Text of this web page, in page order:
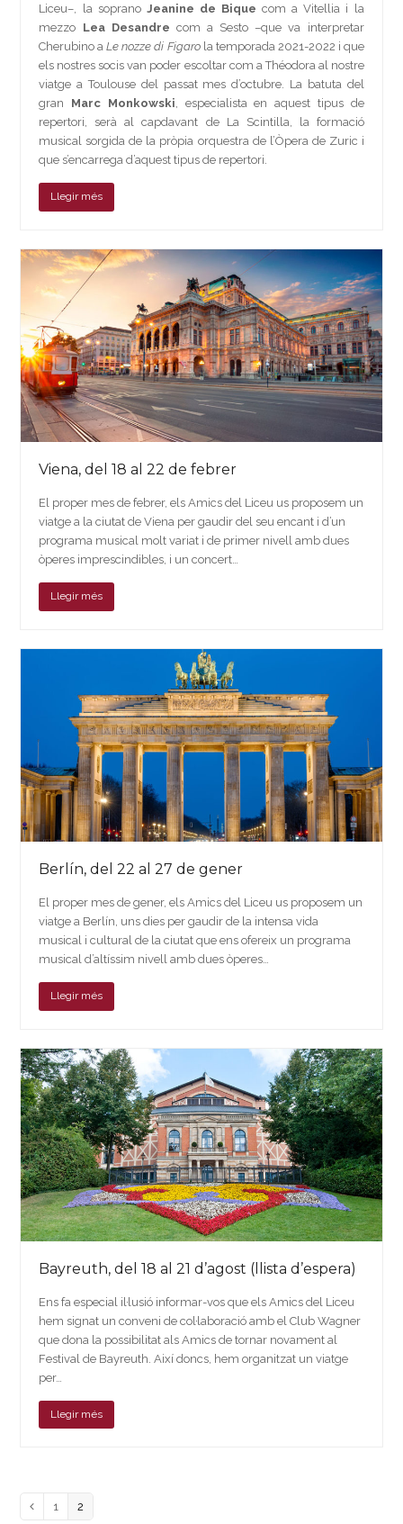
Liceu–, la soprano Jeanine de Bique com a Vitellia i la
mezzo Lea Desandre com a Sesto –que va interpretar
Cherubino aLe nozze di Figarola temporada 2021-2022 i que
els nostres socis van poder escoltar com a Théodora al nostre
viatge a Toulouse del passat mes d’octubre. La batuta del
gran Marc Monkowski , especialista en aquest tipus de
repertori, serà al capdavant de La Scintilla, la formació
musical sorgida de la pròpia orquestra de l’Òpera de Zuric i
que s’encarrega d’aquest tipus de repertori.
Llegir més
Viena, del 18 al 22 de febrer
El proper mes de febrer, els Amics del Liceu us proposem un
viatge a la ciutat de Viena per gaudir del seu encant i d’un
programa musical molt variat i de primer nivell amb dues
òperes imprescindibles, i un concert…
Llegir més
Berlín, del 22 al 27 de gener
El proper mes de gener, els Amics del Liceu us proposem un
viatge a Berlín, uns dies per gaudir de la intensa vida
musical i cultural de la ciutat que ens ofereix un programa
musical d’altíssim nivell amb dues òperes…
Llegir més
Bayreuth, del 18 al 21 d’agost (llista d’espera)
Ens fa especial il·lusió informar-vos que els Amics del Liceu
hem signat un conveni de col·laboració amb el Club Wagner
que dona la possibilitat als Amics de tornar novament al
Festival de Bayreuth. Així doncs, hem organitzat un viatge
per…
Llegir més
Previous
Page
1 Page
2